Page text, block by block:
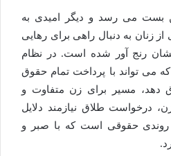
بست می رسد و دیگر امیدی به
زنان به دنبال راهی برای رهایی
رنج آور شده است. در نظام
می تواند با پرداخت تمام حقوق
دهد، مسیر برای زن متفاوت و
درخواست طلاق نیازمند دلایل
حقوقی است که با صبر و